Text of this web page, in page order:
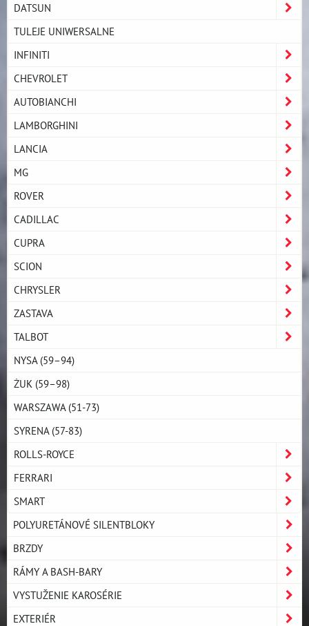
DATSUN
TULEJE UNIWERSALNE
INFINITI
CHEVROLET
AUTOBIANCHI
LAMBORGHINI
LANCIA
MG
ROVER
CADILLAC
CUPRA
SCION
CHRYSLER
ZASTAVA
TALBOT
NYSA (59–94)
ŻUK (59–98)
WARSZAWA (51-73)
SYRENA (57-83)
ROLLS-ROYCE
FERRARI
SMART
POLYURETÁNOVÉ SILENTBLOKY
BRZDY
RÁMY A BASH-BARY
VYSTUŽENIE KAROSÉRIE
EXTERIÉR